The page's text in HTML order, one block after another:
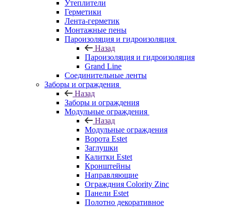
Утеплители
Герметики
Лента-герметик
Монтажные пены
Пароизоляция и гидроизоляция
Назад
Пароизоляция и гидроизоляция
Grand Line
Соединительные ленты
Заборы и ограждения
Назад
Заборы и ограждения
Модульные ограждения
Назад
Модульные ограждения
Ворота Estet
Заглушки
Калитки Estet
Кронштейны
Направляющие
Ограждния Colority Zinc
Панели Estet
Полотно декоративное